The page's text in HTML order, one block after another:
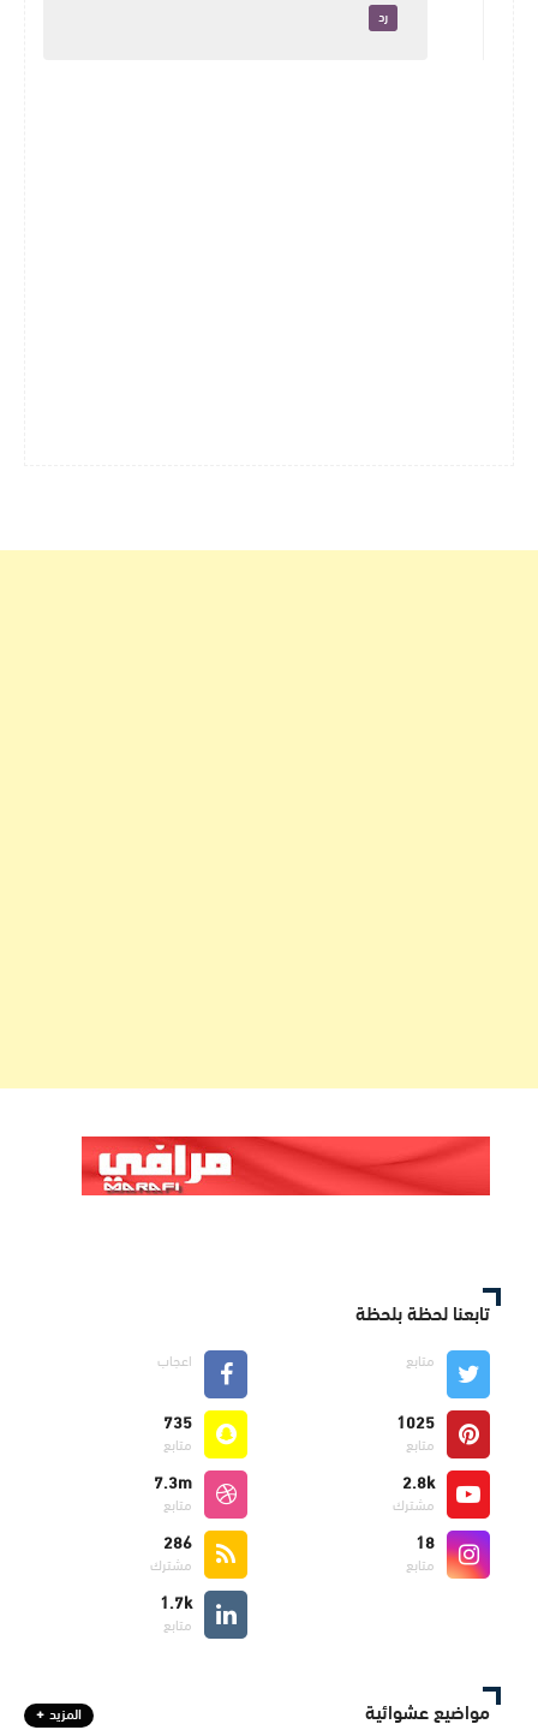
رد
تابعنا لحظة بلحظة
متابع اعجاب
1025
متابع
735
متابع
2.8k
مشترك
7.3m
متابع
18
متابع
286
مشترك
1.7k
متابع
مواضيع عشوائية المزيد